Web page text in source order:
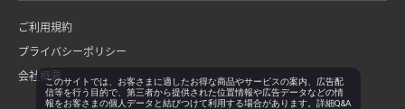
ご利用規約
プライバシーポリシー
会社概要このサイトでは、お客さまに適したお得な商品やサービスの案内、広告配
信等を行う目的で、第三者から提供された位置情報や広告データなどの情
報をお客さまの個人データと結びつけて利用する場合があります。詳細Q&A